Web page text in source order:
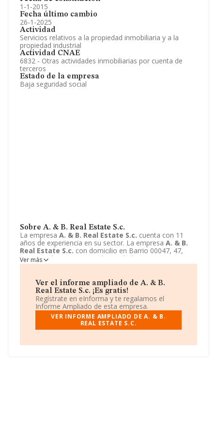
1-1-2015
Fecha último cambio
26-1-2025
Actividad
Servicios relativos a la propiedad inmobiliaria y a la
propiedad industrial
Actividad CNAE
6832 - Otras actividades inmobiliarias por cuenta de
terceros
Estado de la empresa
Baja seguridad social
Sobre A. & B. Real Estate S.c.
La empresa A. & B. Real Estate S.c. cuenta con 11
años de experiencia en su sector. La empresa A. & B.
Real Estate S.c. con domicilio en Barrio 00047, 47,
Nerja, Malaga. Su principal actividad CNAE es 6832 -
Otras actividades inmobiliarias por cuenta de terceros.
Sociedad civil.
Ver más
Ver el informe ampliado de A. & B.
Real Estate S.c. ¡Es gratis!
Regístrate en eInforma y te regalamos el
Informe Ampliado de esta empresa.
VER INFORME AMPLIADO DE A. & B.
REAL ESTATE S.C.